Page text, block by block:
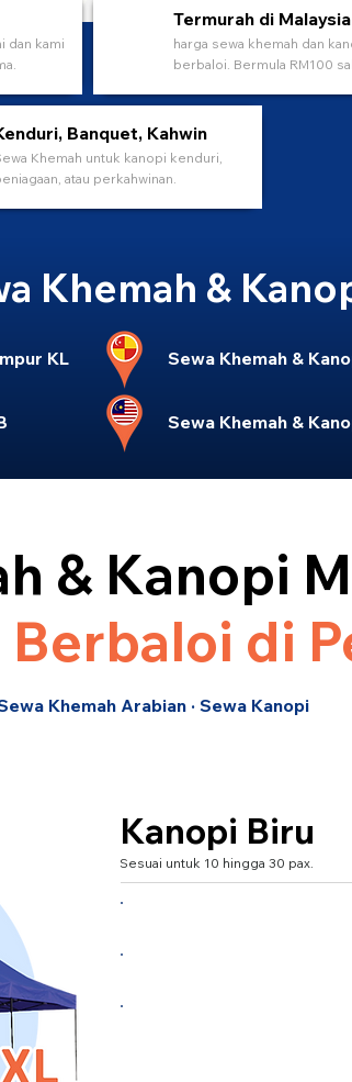
dan kami
Termurah di Malaysia
harga sewa khemah dan
berbaloi. Bermula RM100
Banquet, Kahwin
Khemah untuk kanopi kenduri,
atau perkahwinan.
Khemah &
KL Sewa Khemah &
Sewa Khemah &
di
& Kanopi
Khemah Arabian · Sewa Kanopi
Kanopi Biru
Sesuai untuk 10 hingga 30 pax.